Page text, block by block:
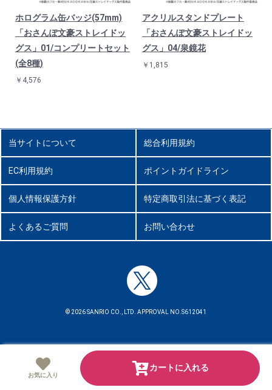
お気に入り
カートに入れる
ホログラム缶バッジ(57mm)
「おさんぽ文豪ストレイドッ
グス」01/コンプリートセット
(全8種)
￥4,576
アクリルスタンドプレート
「おさんぽ文豪ストレイドッ
グス」04/泉鏡花
￥1,815
当サイトについて 総合利用規約
EC利用規約 ポイントガイドライン
個人情報保護方針 特定商取引法に基づく表記
よくあるご質問 お問い合わせ
© 2026 SANRIO CO., LTD. APPROVAL NO.S612041